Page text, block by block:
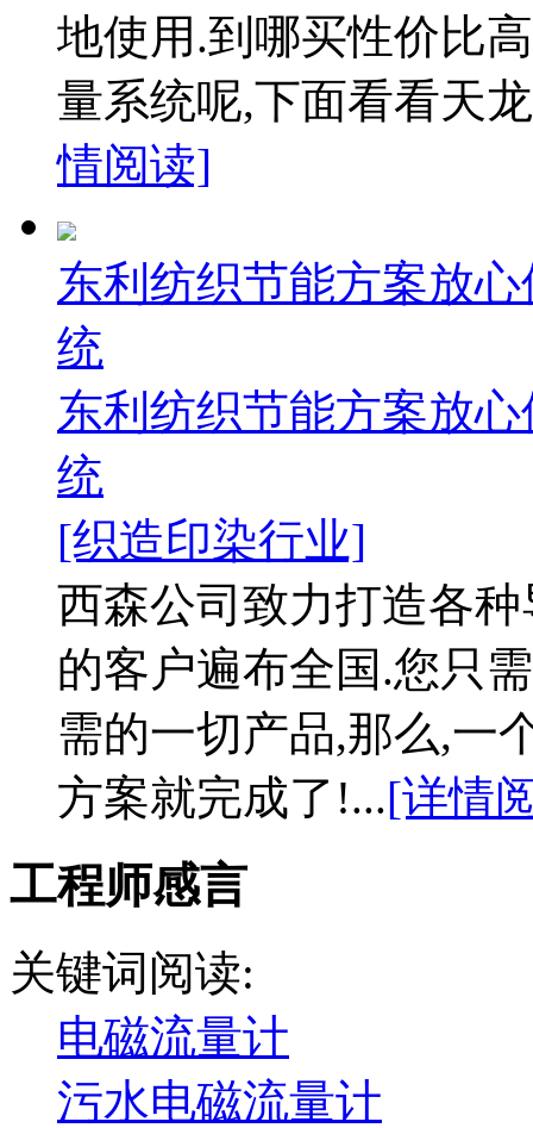
地使用.到哪买性价比
量系统呢,下面看看天
情阅读]
东利纺织节能方案放
统
东利纺织节能方案放
统
[织造印染行业]
西森公司致力打造各
的客户遍布全国.您只
需的一切产品,那么,一
方案就完成了!...[详情
工程师感言
关键词阅读:
电磁流量计
污水电磁流量计